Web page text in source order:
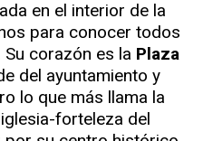
en el interior de la
para conocer todos
corazón es la Plaza
del ayuntamiento y
lo que más llama la
forteleza del